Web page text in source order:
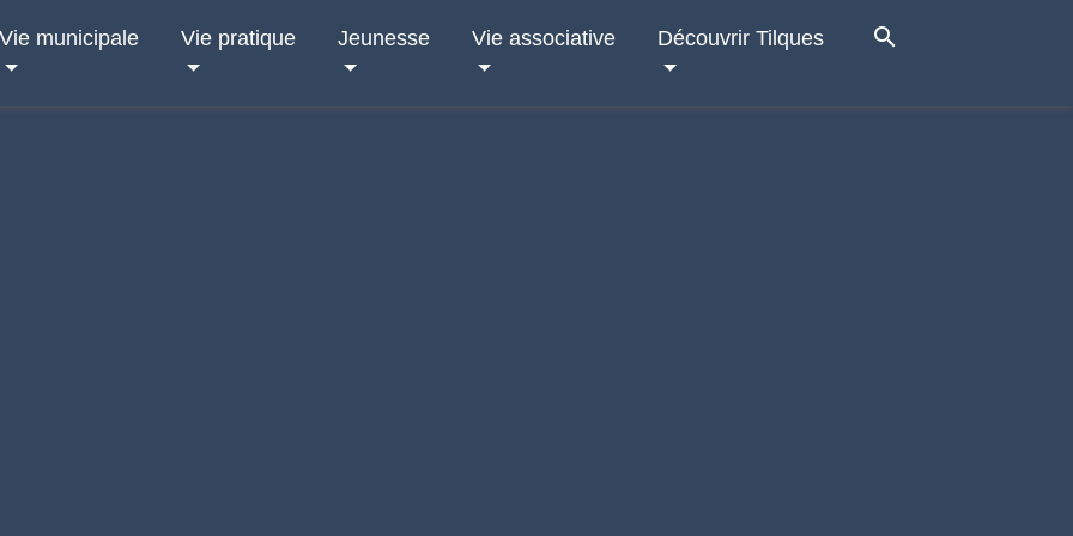
Vie municipale Vie pratique Jeunesse Vie associative Découvrir Tilques search